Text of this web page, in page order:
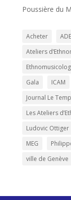
Poussière du
Acheter
Ateliers
Gala
ICAM
Journal Le
Les Ateliers
Ludovic Ottiger
MEG
ville de Genève